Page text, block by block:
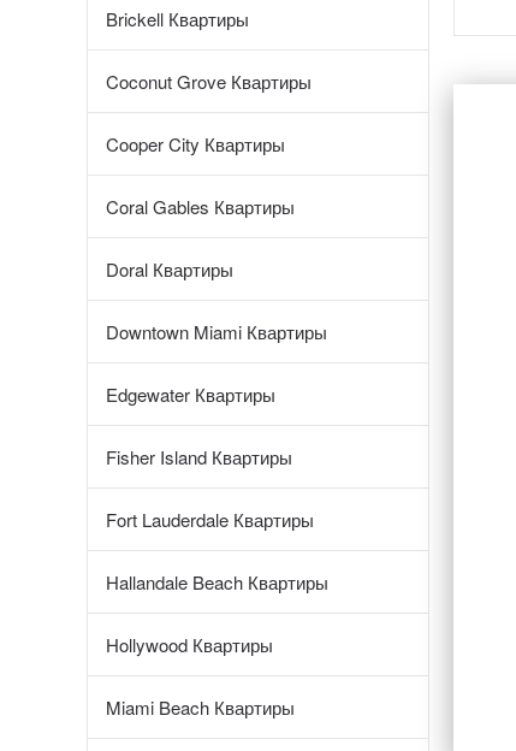
Brickell Квартиры
Coconut Grove Квартиры
Cooper City Квартиры
Coral Gables Квартиры
Doral Квартиры
Downtown Miami Квартиры
Edgewater Квартиры
Fisher Island Квартиры
Fort Lauderdale Квартиры
Hallandale Beach Квартиры
Hollywood Квартиры
Miami Beach Квартиры